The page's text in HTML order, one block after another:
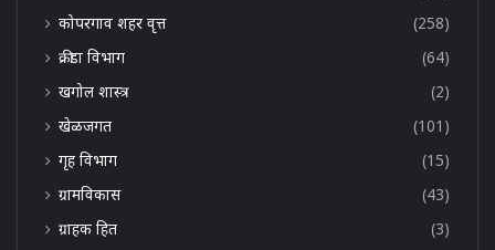
कोपरगाव शहर वृत्त
(258)
क्रीडा विभाग
(64)
खगोल शास्त्र
(2)
खेळजगत
(101)
गृह विभाग
(15)
ग्रामविकास
(43)
ग्राहक हित
(3)